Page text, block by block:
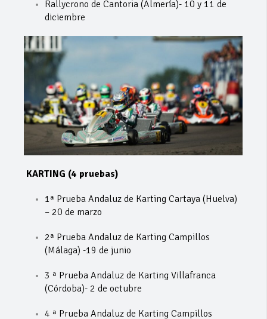
Rallycrono de Cantoria (Almería)- 10 y 11 de
diciembre
KARTING (4 pruebas)
1ª Prueba Andaluz de Karting Cartaya (Huelva)
– 20 de marzo
2ª Prueba Andaluz de Karting Campillos
(Málaga) -19 de junio
3 ª Prueba Andaluz de Karting Villafranca
(Córdoba)- 2 de octubre
4 ª Prueba Andaluz de Karting Campillos